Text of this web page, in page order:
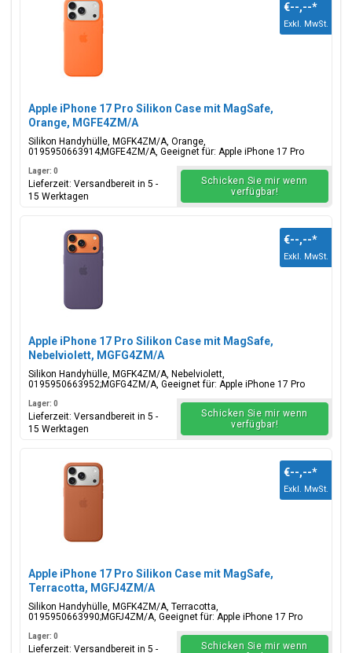
Apple iPhone 17 Pro Silikon Case mit MagSafe,
Orange, MGFE4ZM/A
Silikon Handyhülle, MGFK4ZM/A, Orange,
0195950663914;MGFE4ZM/A, Geeignet für: Apple iPhone 17 Pro
€--,--*
Exkl. MwSt.
Lager: 0
Lieferzeit: Versandbereit in 5 -
15 Werktagen
Schicken Sie mir wenn
verfügbar!
Apple iPhone 17 Pro Silikon Case mit MagSafe,
Nebelviolett, MGFG4ZM/A
Silikon Handyhülle, MGFK4ZM/A, Nebelviolett,
0195950663952;MGFG4ZM/A, Geeignet für: Apple iPhone 17 Pro
€--,--*
Exkl. MwSt.
Lager: 0
Lieferzeit: Versandbereit in 5 -
15 Werktagen
Schicken Sie mir wenn
verfügbar!
Apple iPhone 17 Pro Silikon Case mit MagSafe,
Terracotta, MGFJ4ZM/A
Silikon Handyhülle, MGFK4ZM/A, Terracotta,
0195950663990;MGFJ4ZM/A, Geeignet für: Apple iPhone 17 Pro
€--,--*
Exkl. MwSt.
Lager: 0
Lieferzeit: Versandbereit in 5 -
Schicken Sie mir wenn